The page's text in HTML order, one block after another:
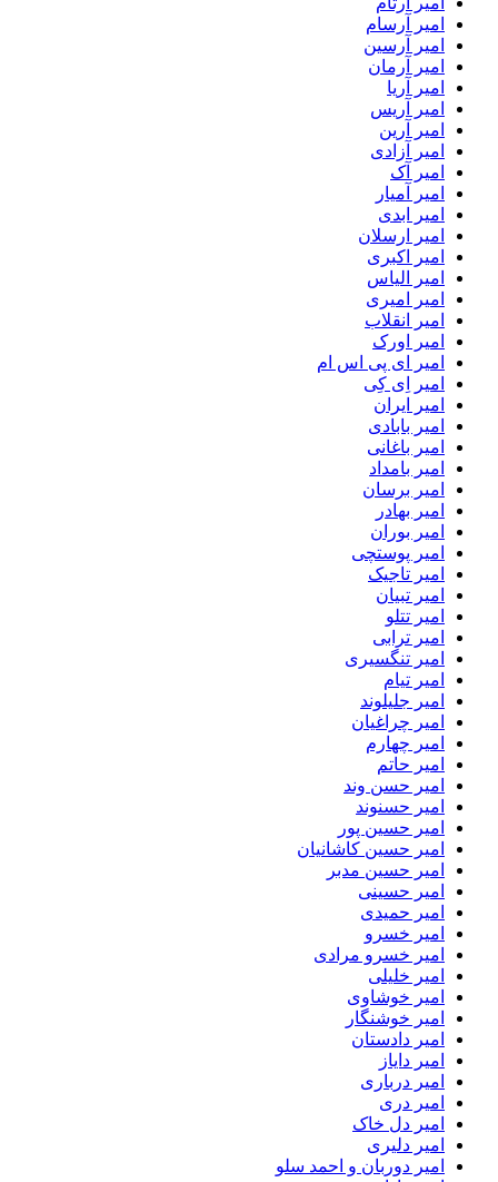
امیر آرسام
امیر آرسین
امیر آرمان
امیر آریا
امیر آریس
امیر آرین
امیر آزادی
امیر آک
امیر آمیار
امیر ابدی
امیر ارسلان
امیر اکبری
امیر الیاس
امیر امیری
امیر انقلاب
امیر اورک
امیر ای پی اس ام
امیر اِی کِی
امیر ایران
امیر بابادی
امیر باغانی
امیر بامداد
امیر برسان
امیر بهادر
امیر بوران
امیر پوستچی
امیر تاجیک
امیر تبیان
امیر تتلو
امیر ترابی
امیر تنگسیری
امیر تیام
امیر جلیلوند
امیر چراغیان
امیر چهارم
امیر حاتم
امیر حسن وند
امیر حسنوند
امیر حسین پور
امیر حسین کاشانیان
امیر حسین مدبر
امیر حسینی
امیر حمیدی
امیر خسرو
امیر خسرو مرادی
امیر خلیلی
امیر خوشاوی
امیر خوشنگار
امیر دادستان
امیر دایاز
امیر درباری
امیر دری
امیر دل خاک
امیر دلیری
امیر دوربان و احمد سلو